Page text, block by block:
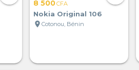
8 500CFA
Nokia Original 106
location_on Cotonou, Bénin